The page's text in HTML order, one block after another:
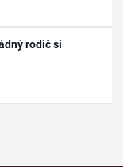
rodič si